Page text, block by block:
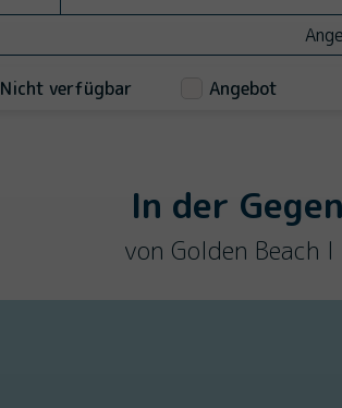
Nicht verfügbar Angebot
In der
von Golden Beach I